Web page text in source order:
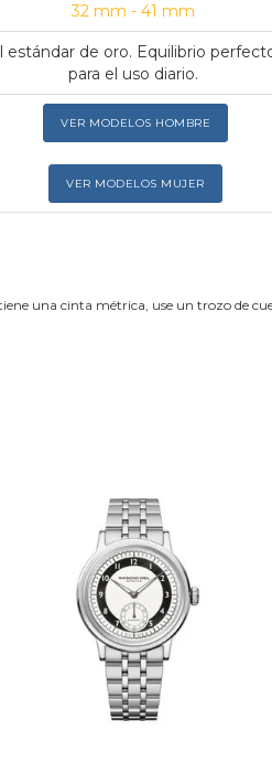
32 mm - 41 mm
estándar de oro. Equilibrio
para el uso diario.
VER MODELOS HOMBRE
VER MODELOS MUJER
una cinta métrica, use un trozo de
Next